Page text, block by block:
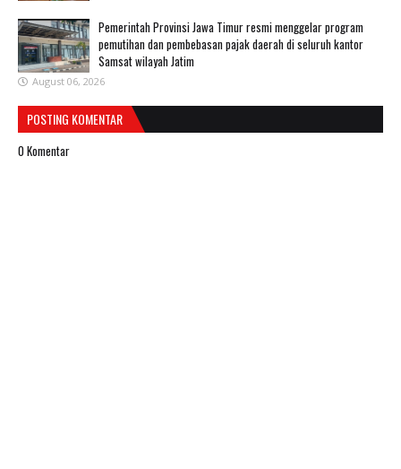
Pemerintah Provinsi Jawa Timur resmi menggelar program
pemutihan dan pembebasan pajak daerah di seluruh kantor
Samsat wilayah Jatim
August 06, 2026
POSTING KOMENTAR
0 Komentar